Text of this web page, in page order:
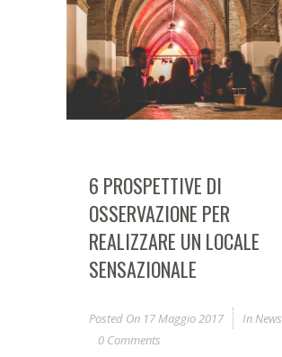
6 PROSPETTIVE DI
OSSERVAZIONE PER
REALIZZARE UN LOCALE
SENSAZIONALE
Posted On 17 Maggio 2017 InNews
0 Comments